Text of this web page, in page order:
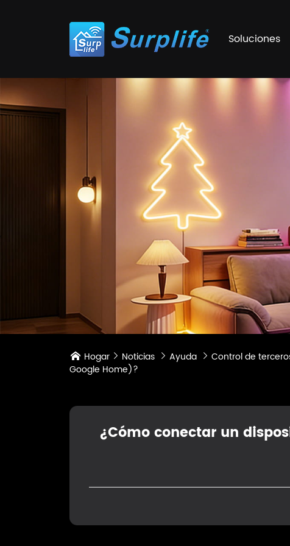
Soluciones
 Hogar  Noticias  Ayuda  Control de
Google Home)?
¿Cómo conectar un